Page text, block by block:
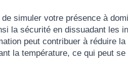
simuler votre présence à
la sécurité en dissuadant les
peut contribuer à réduire
la température, ce qui peut